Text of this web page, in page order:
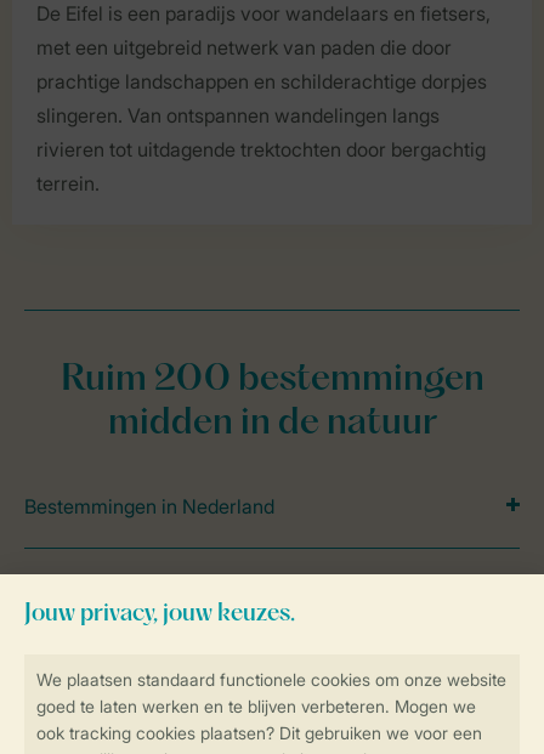
De Eifel is een paradijs voor wandelaars en fietsers,
met een uitgebreid netwerk van paden die door
prachtige landschappen en schilderachtige dorpjes
slingeren. Van ontspannen wandelingen langs
rivieren tot uitdagende trektochten door bergachtig
terrein.
Ruim 200 bestemmingen
midden in de natuur
Bestemmingen in Nederland
Bijzondere accommodaties